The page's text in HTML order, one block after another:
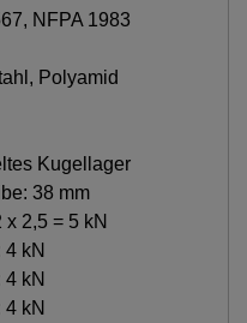
NFPA 1983
Polyamid
Kugellager
38 mm
2,5 = 5 kN
kN
kN
kN